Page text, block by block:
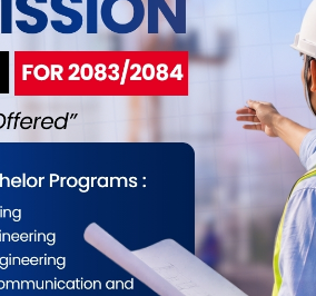
नुवाकोटबाट हराएका पाँचजना
किशोरी घरमा बन्धक अवस्थामा
भेटिए
Nov 10, 2018
सुर्खेत, २४ कात्तिक । नुवाकोटबाट हराएका
पाँचजना किशोरीलाई घरमा बन्धक बनाएको
अवस्थामा सुर्खेत प्रहरीले उद्धार गरेको छ ।
गत बुधबार लक्ष्मीपूजाको दिन देउसी खेल्न
भनी घरबाट हिँडेका १३ देखि १६ वर्ष